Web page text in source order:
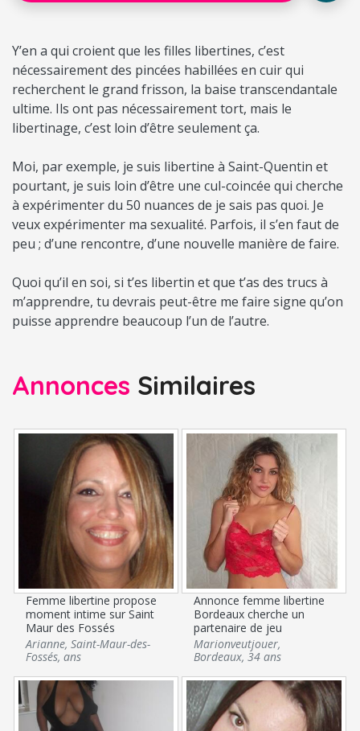
Y’en a qui croient que les filles libertines, c’est
nécessairement des pincées habillées en cuir qui
recherchent le grand frisson, la baise transcendantale
ultime. Ils ont pas nécessairement tort, mais le
libertinage, c’est loin d’être seulement ça.
Moi, par exemple, je suis libertine à Saint-Quentin et
pourtant, je suis loin d’être une cul-coincée qui cherche
à expérimenter du 50 nuances de je sais pas quoi. Je
veux expérimenter ma sexualité. Parfois, il s’en faut de
peu ; d’une rencontre, d’une nouvelle manière de faire.
Quoi qu’il en soi, si t’es libertin et que t’as des trucs à
m’apprendre, tu devrais peut-être me faire signe qu’on
puisse apprendre beaucoup l’un de l’autre.
Annonces Similaires
Femme libertine propose
moment intime sur Saint
Maur des Fossés
Arianne,Saint-Maur-des-
Fossés,ans
Annonce femme libertine
Bordeaux cherche un
partenaire de jeu
Marionveutjouer,
Bordeaux,34 ans